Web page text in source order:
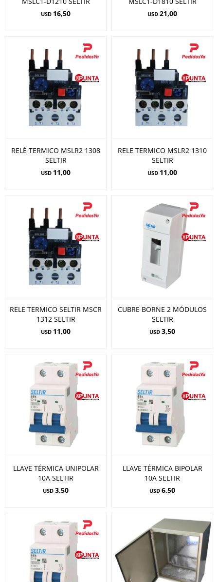
USD 16,50 USD 21,00
RELÉ TERMICO MSLR2 1308
SELTIR
USD 11,00
RELE TERMICO MSLR2 1310
SELTIR
USD 11,00
RELE TERMICO SELTIR MSCR
1312 SELTIR
USD 11,00
CUBRE BORNE 2 MÓDULOS
SELTIR
USD 3,50
LLAVE TÉRMICA UNIPOLAR
10A SELTIR
USD 3,50
LLAVE TÉRMICA BIPOLAR
10A SELTIR
USD 6,50